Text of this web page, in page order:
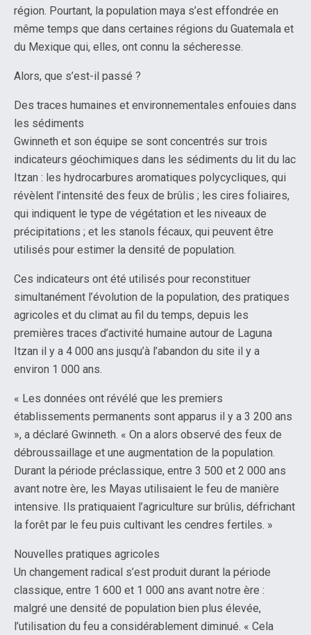
région. Pourtant, la population maya s’est effondrée en
même temps que dans certaines régions du Guatemala et
du Mexique qui, elles, ont connu la sécheresse.
Alors, que s’est-il passé ?
Des traces humaines et environnementales enfouies dans
les sédiments
Gwinneth et son équipe se sont concentrés sur trois
indicateurs géochimiques dans les sédiments du lit du lac
Itzan : les hydrocarbures aromatiques polycycliques, qui
révèlent l’intensité des feux de brûlis ; les cires foliaires,
qui indiquent le type de végétation et les niveaux de
précipitations ; et les stanols fécaux, qui peuvent être
utilisés pour estimer la densité de population.
Ces indicateurs ont été utilisés pour reconstituer
simultanément l’évolution de la population, des pratiques
agricoles et du climat au fil du temps, depuis les
premières traces d’activité humaine autour de Laguna
Itzan il y a 4 000 ans jusqu’à l’abandon du site il y a
environ 1 000 ans.
« Les données ont révélé que les premiers
établissements permanents sont apparus il y a 3 200 ans
», a déclaré Gwinneth. « On a alors observé des feux de
débroussaillage et une augmentation de la population.
Durant la période préclassique, entre 3 500 et 2 000 ans
avant notre ère, les Mayas utilisaient le feu de manière
intensive. Ils pratiquaient l’agriculture sur brûlis, défrichant
la forêt par le feu puis cultivant les cendres fertiles. »
Nouvelles pratiques agricoles
Un changement radical s’est produit durant la période
classique, entre 1 600 et 1 000 ans avant notre ère :
malgré une densité de population bien plus élevée,
l’utilisation du feu a considérablement diminué. « Cela